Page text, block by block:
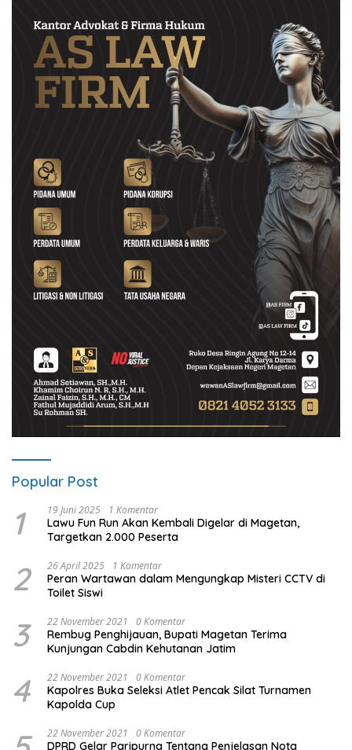
Popular Post
1 19 Juni 2025 1 Komentar
Lawu Fun Run Akan Kembali Digelar di Magetan,
Targetkan 2.000 Peserta
2 26 April 2025 1 Komentar
Peran Wartawan dalam Mengungkap Misteri CCTV di
Toilet Siswi
3 22 November 2021 0 Komentar
Rembug Penghijauan, Bupati Magetan Terima
Kunjungan Cabdin Kehutanan Jatim
4 22 November 2021 0 Komentar
Kapolres Buka Seleksi Atlet Pencak Silat Turnamen
Kapolda Cup
22 November 2021 0 Komentar
DPRD Gelar Paripurna Tentang Penjelasan Nota